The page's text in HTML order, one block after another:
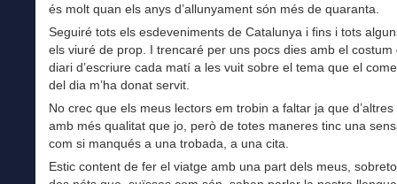
és molt quan els anys d’allunyament són més de quaranta.
Seguiré tots els esdeveniments de Catalunya i fins i tots
els viuré de prop. I trencaré per uns pocs dies amb el costum
diari d’escriure cada matí a les vuit sobre el tema que el
del dia m’ha donat servit.
No crec que els meus lectors em trobin a faltar ja que
amb més qualitat que jo, però de totes maneres tinc una
com si manqués a una trobada, a una cita.
Estic content de fer el viatge amb una part dels meus,